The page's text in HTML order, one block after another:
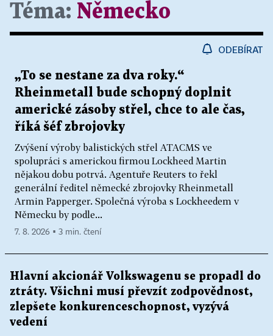
Téma: Německo
ODEBÍRAT
„To se nestane za dva roky.“
Rheinmetall bude schopný doplnit
americké zásoby střel, chce to ale čas,
říká šéf zbrojovky
Zvýšení výroby balistických střel ATACMS ve
spolupráci s americkou firmou Lockheed Martin
nějakou dobu potrvá. Agentuře Reuters to řekl
generální ředitel německé zbrojovky Rheinmetall
Armin Papperger. Společná výroba s Lockheedem v
Německu by podle...
7. 8. 2026 ▪ 3 min. čtení
Hlavní akcionář Volkswagenu se propadl do
ztráty. Všichni musí převzít zodpovědnost,
zlepšete konkurenceschopnost, vyzývá
vedení